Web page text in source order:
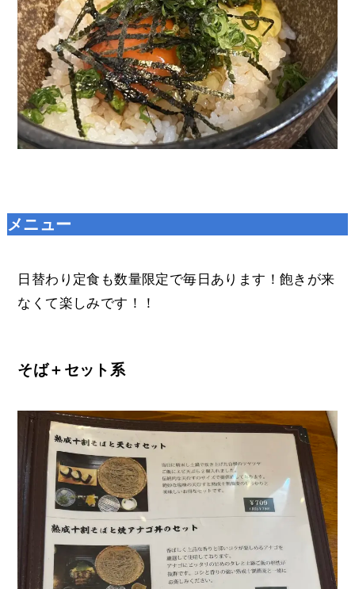
メニュー
日替わり定食も数量限定で毎日あります！飽きが来
なくて楽しみです！！
そば＋セット系